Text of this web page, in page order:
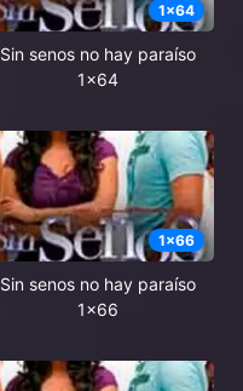
1x64
Sin senos no hay paraíso
1x64
1x66
Sin senos no hay paraíso
1x66